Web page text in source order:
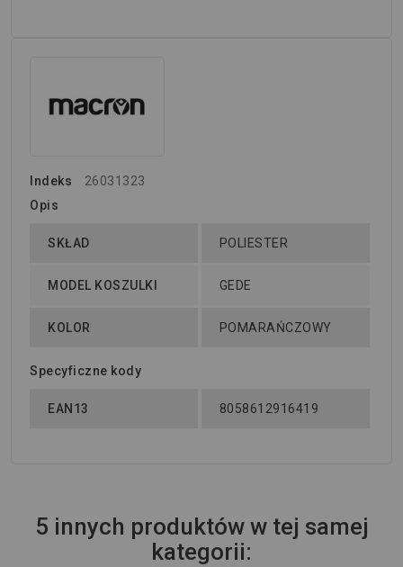
Indeks
26031323
Opis
SKŁAD POLIESTER
MODEL KOSZULKI GEDE
KOLOR POMARAŃCZOWY
Specyficzne kody
EAN13 8058612916419
5 innych produktów w tej samej
kategorii: